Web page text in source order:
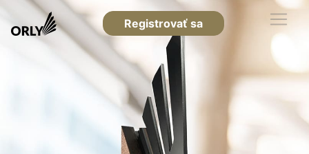
Registrovať sa